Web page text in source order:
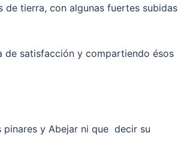
tierra, con algunas fuertes subidas
de satisfacción y compartiendo ésos
pinares y Abejar ni que decir su